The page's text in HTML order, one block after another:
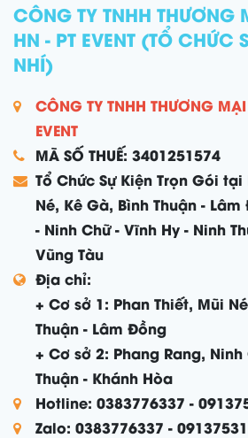
CÔNG TY TNHH THƯƠNG
HN - PT EVENT (TỔ CHỨC
NHÍ)
CÔNG TY TNHH THƯƠNG
EVENT
MÃ SỐ THUẾ: 3401251574
Tổ Chức Sự Kiện Trọn Gói tại
Né, Kê Gà, Bình Thuận -
- Ninh Chữ - Vĩnh Hy - Ninh
Vũng Tàu
Địa chỉ:
+ Cơ sở 1: Phan Thiết, Mũi
Thuận - Lâm Đồng
+ Cơ sở 2: Phang Rang,
Thuận - Khánh Hòa
Hotline: 0383776337 -
Zalo: 0383776337 -